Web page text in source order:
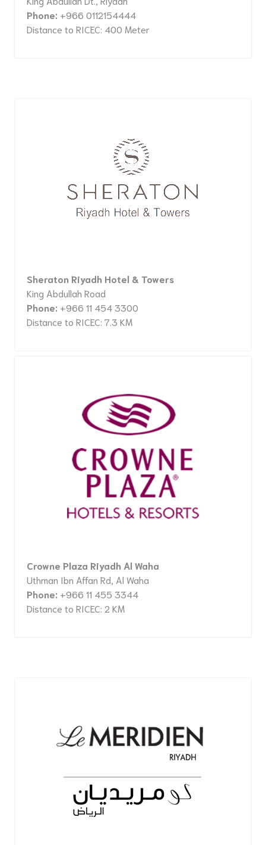
Phone: +966 0112154444
Distance to RICEC: 400 Meter
Sheraton Riyadh Hotel & Towers
King Abdullah Road
Phone: +966 11 454 3300
Distance to RICEC: 7.3 KM
Crowne Plaza Riyadh Al Waha
Uthman Ibn Affan Rd, Al Waha
Phone: +966 11 455 3344
Distance to RICEC: 2 KM